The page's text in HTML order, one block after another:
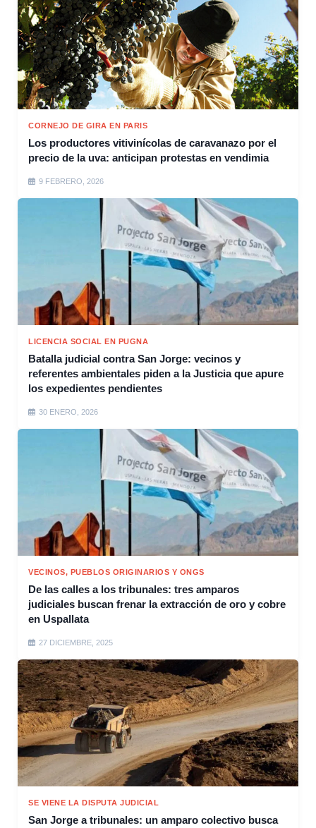
CORNEJO DE GIRA EN PARIS
Los productores vitivinícolas de caravanazo por el
precio de la uva: anticipan protestas en vendimia
9 FEBRERO, 2026
LICENCIA SOCIAL EN PUGNA
Batalla judicial contra San Jorge: vecinos y
referentes ambientales piden a la Justicia que apure
los expedientes pendientes
30 ENERO, 2026
VECINOS, PUEBLOS ORIGINARIOS Y ONGS
De las calles a los tribunales: tres amparos
judiciales buscan frenar la extracción de oro y cobre
en Uspallata
27 DICIEMBRE, 2025
SE VIENE LA DISPUTA JUDICIAL
San Jorge a tribunales: un amparo colectivo busca